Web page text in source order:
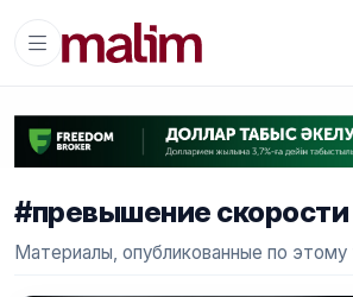
#превышение скорости
Материалы, опубликованные по этому